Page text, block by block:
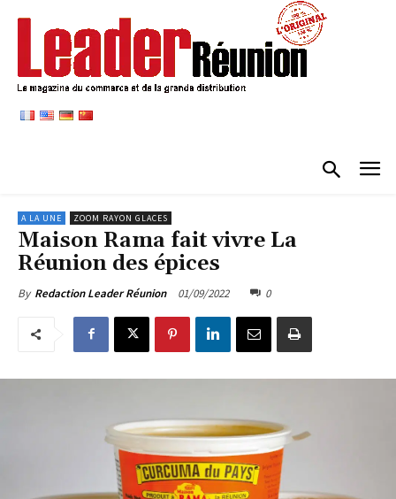
A LA UNE ZOOM RAYON GLACES
Maison Rama fait vivre La
Réunion des épices
By Redaction Leader Réunion 01/09/2022 0